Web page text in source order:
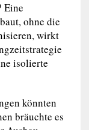
Eine
ohne die
wirkt
isolierte
könnten
bräuchte es